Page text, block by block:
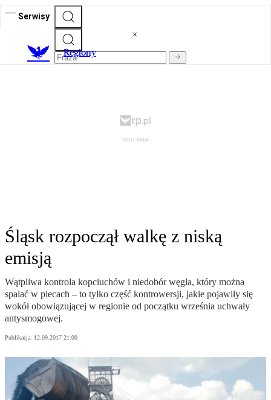
Serwisy
Regiony
Śląsk rozpoczął walkę z niską
emisją
Wątpliwa kontrola kopciuchów i niedobór węgla, który można
spalać w piecach – to tylko część kontrowersji, jakie pojawiły się
wokół obowiązującej w regionie od początku września uchwały
antysmogowej.
Publikacja: 12.09.2017 21:00